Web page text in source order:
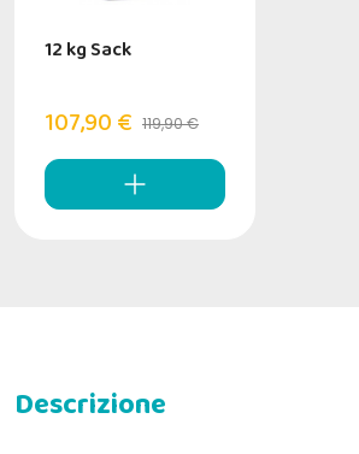
12 kg Sack
107,90 € 119,90 €